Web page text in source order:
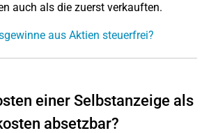
auch als die zuerst verkauften.
aus Aktien steuerfrei?
einer Selbstanzeige als
absetzbar?